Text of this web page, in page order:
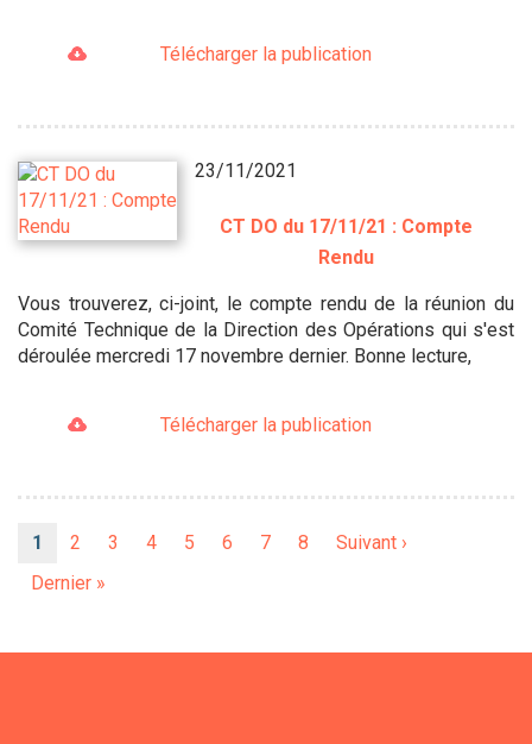
Télécharger la publication
23/11/2021
CT DO du 17/11/21 : Compte
Rendu
Vous trouverez, ci-joint, le compte rendu de la réunion du
Comité Technique de la Direction des Opérations qui s'est
déroulée mercredi 17 novembre dernier. Bonne lecture,
Télécharger la publication
Page
1 Page
2 Page
3 Page
4 Page
5 Page
6 Page
7 Page
8
Page
Suivant ›
Dernière
Dernier »